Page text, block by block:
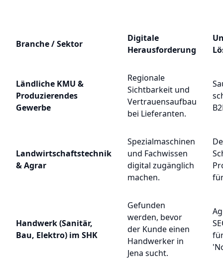
Branche / Sektor
Digitale
Herausforderung
Ländliche KMU &
Produzierendes
Gewerbe
Regionale
Sichtbarkeit und
Vertrauensaufbau
bei Lieferanten.
Landwirtschaftstechnik
& Agrar
Spezialmaschinen
und Fachwissen
digital zugänglich
machen.
Handwerk (Sanitär,
Bau, Elektro) im SHK
Gefunden
werden, bevor
der Kunde einen
Handwerker in
Jena sucht.